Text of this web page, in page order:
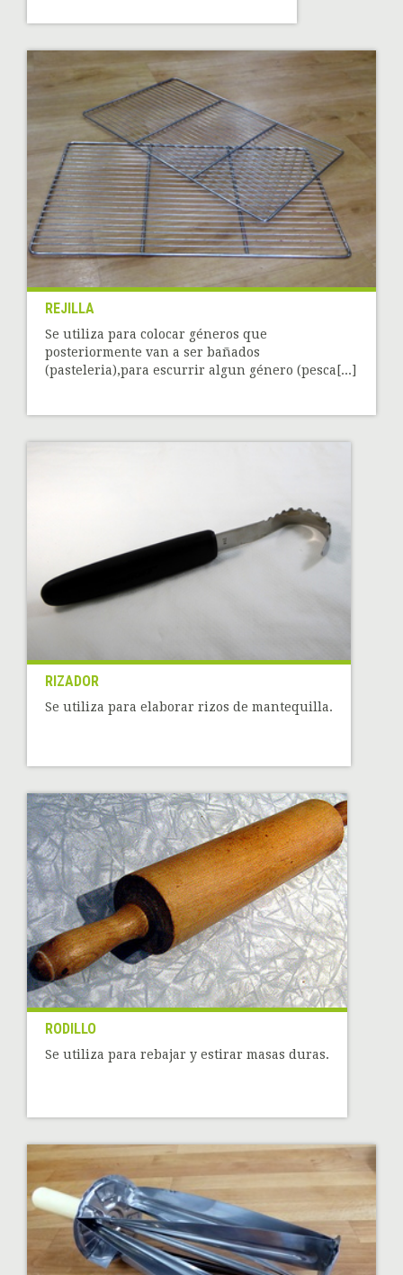
REJILLA
Se utiliza para colocar géneros que
posteriormente van a ser bañados
(pasteleria),para escurrir algun género (pesca[...]
RIZADOR
Se utiliza para elaborar rizos de mantequilla.
RODILLO
Se utiliza para rebajar y estirar masas duras.